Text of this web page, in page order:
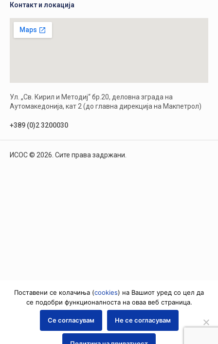
Контакт и локација
Ул. „Св. Кирил и Методиј“ бр.20, деловна зграда на
Аутомакедонија, кат 2 (до главна дирекција на Макпетрол)
+389 (0)2 3200030
ИСОС © 2026. Сите права задржани.
Поставени се колачиња (cookies) на Вашиот уред со цел да
се подобри функционалноста на оваа веб страница.
Се согласувам Не се согласувам